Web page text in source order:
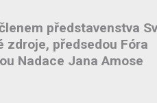
představenstva
zdroje, předsedou Fóra
Nadace Jana Amose